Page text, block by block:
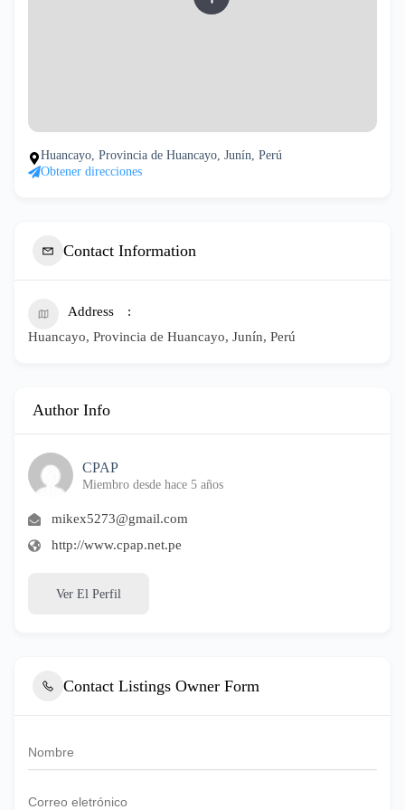
Huancayo, Provincia de Huancayo, Junín, Perú
Obtener direcciones
Contact Information
Address
Huancayo, Provincia de Huancayo, Junín, Perú
Author Info
CPAP
Miembro desde hace 5 años
mikex5273@gmail.com
http://www.cpap.net.pe
Ver El Perfil
Contact Listings Owner Form